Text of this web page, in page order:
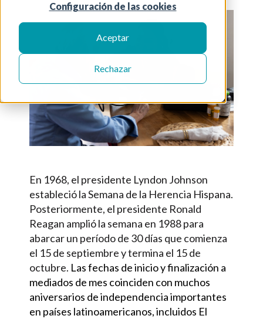
Configuración de las cookies
Aceptar
Rechazar
En 1968, el presidente Lyndon Johnson
estableció la Semana de la Herencia Hispana.
Posteriormente, el presidente Ronald
Reagan amplió la semana en 1988 para
abarcar un período de 30 días que comienza
el 15 de septiembre y termina el 15 de
octubre. Las fechas de inicio y finalización a
mediados de mes coinciden con muchos
aniversarios de independencia importantes
en países latinoamericanos, incluidos El